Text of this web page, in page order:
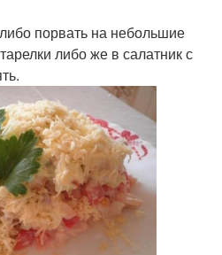
порвать на небольшие
либо же в салатник с